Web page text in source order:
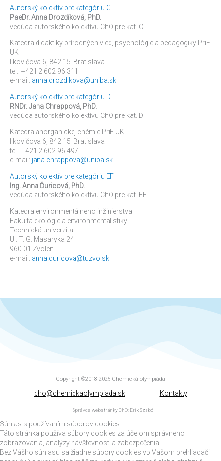
Autorský kolektív pre kategóriu C
PaeDr. Anna Drozdíková, PhD.
vedúca autorského kolektívu ChO pre kat. C
Katedra didaktiky prírodných vied, psychológie a pedagogiky PriF
UK
Ilkovičova 6, 842 15 Bratislava
tel.: +421 2 602 96 311
e-mail: anna.drozdikova@uniba.sk
Autorský kolektív pre kategóriu D
RNDr. Jana Chrappová, PhD.
vedúca autorského kolektívu ChO pre kat. D
Katedra anorganickej chémie PriF UK
Ilkovičova 6, 842 15 Bratislava
tel.: +421 2 602 96 497
e-mail: jana.chrappova@uniba.sk
Autorský kolektív pre kategóriu EF
Ing. Anna Ďuricová, PhD.
vedúca autorského kolektívu ChO pre kat. EF
Katedra environmentálneho inžinierstva
Fakulta ekológie a environmentalistiky
Technická univerzita
Ul. T. G. Masaryka 24
960 01 Zvolen
e-mail: anna.duricova@tuzvo.sk
Copyright ©2018-2025 Chemická olympiáda
cho@chemickaolympiada.sk Kontakty
Správca webstránky ChO: Erik Szabó
Súhlas s používaním súborov cookies
Táto stránka používa súbory cookies za účelom správneho
zobrazovania, analýzy návštevnosti a zabezpečenia.
Bez Vášho súhlasu sa žiadne súbory cookies vo Vašom prehliadači